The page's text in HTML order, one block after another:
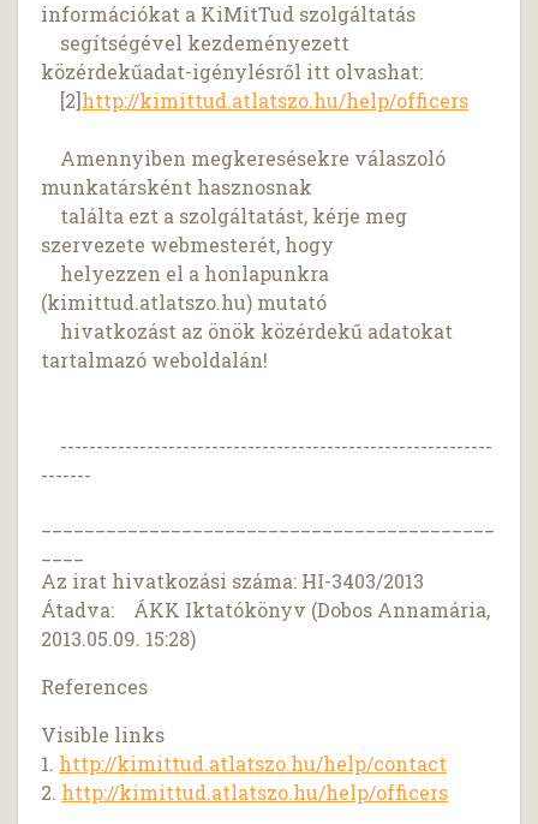
információkat a KiMitTud szolgáltatás
segítségével kezdeményezett
közérdekűadat-igénylésről itt olvashat:
[2]http://kimittud.atlatszo.hu/help/officers
Amennyiben megkeresésekre válaszoló
munkatársként hasznosnak
találta ezt a szolgáltatást, kérje meg
szervezete webmesterét, hogy
helyezzen el a honlapunkra
(kimittud.atlatszo.hu) mutató
hivatkozást az önök közérdekű adatokat
tartalmazó weboldalán!
------------------------------------------------------------
-------
Az irat hivatkozási száma: HI-3403/2013
Átadva: ÁKK Iktatókönyv (Dobos Annamária,
2013.05.09. 15:28)
References
Visible links
1. http://kimittud.atlatszo.hu/help/contact
2. http://kimittud.atlatszo.hu/help/officers